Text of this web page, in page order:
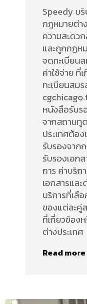
Speedy บ
กฎหมายต่า
ความสะดว
และถูกกฏห
จดทะเบียน
ค่าใช้จ่าย ที่
ทะเบียนสม
หนังสือรับร
จากสถานทู
ประเทศต้อ
รับรองจาก
รับรองเอก
การ ค่าบริก
เอกสารแล
บริการที่เลื
ของแต่ละคู่
ที่เกี่ยวข้อง
ต่างประเทศ
Read more